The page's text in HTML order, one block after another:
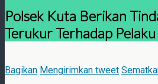
Polsek Kuta Berikan
Terukur Terhadap
Bagikan Mengirimkan tweet